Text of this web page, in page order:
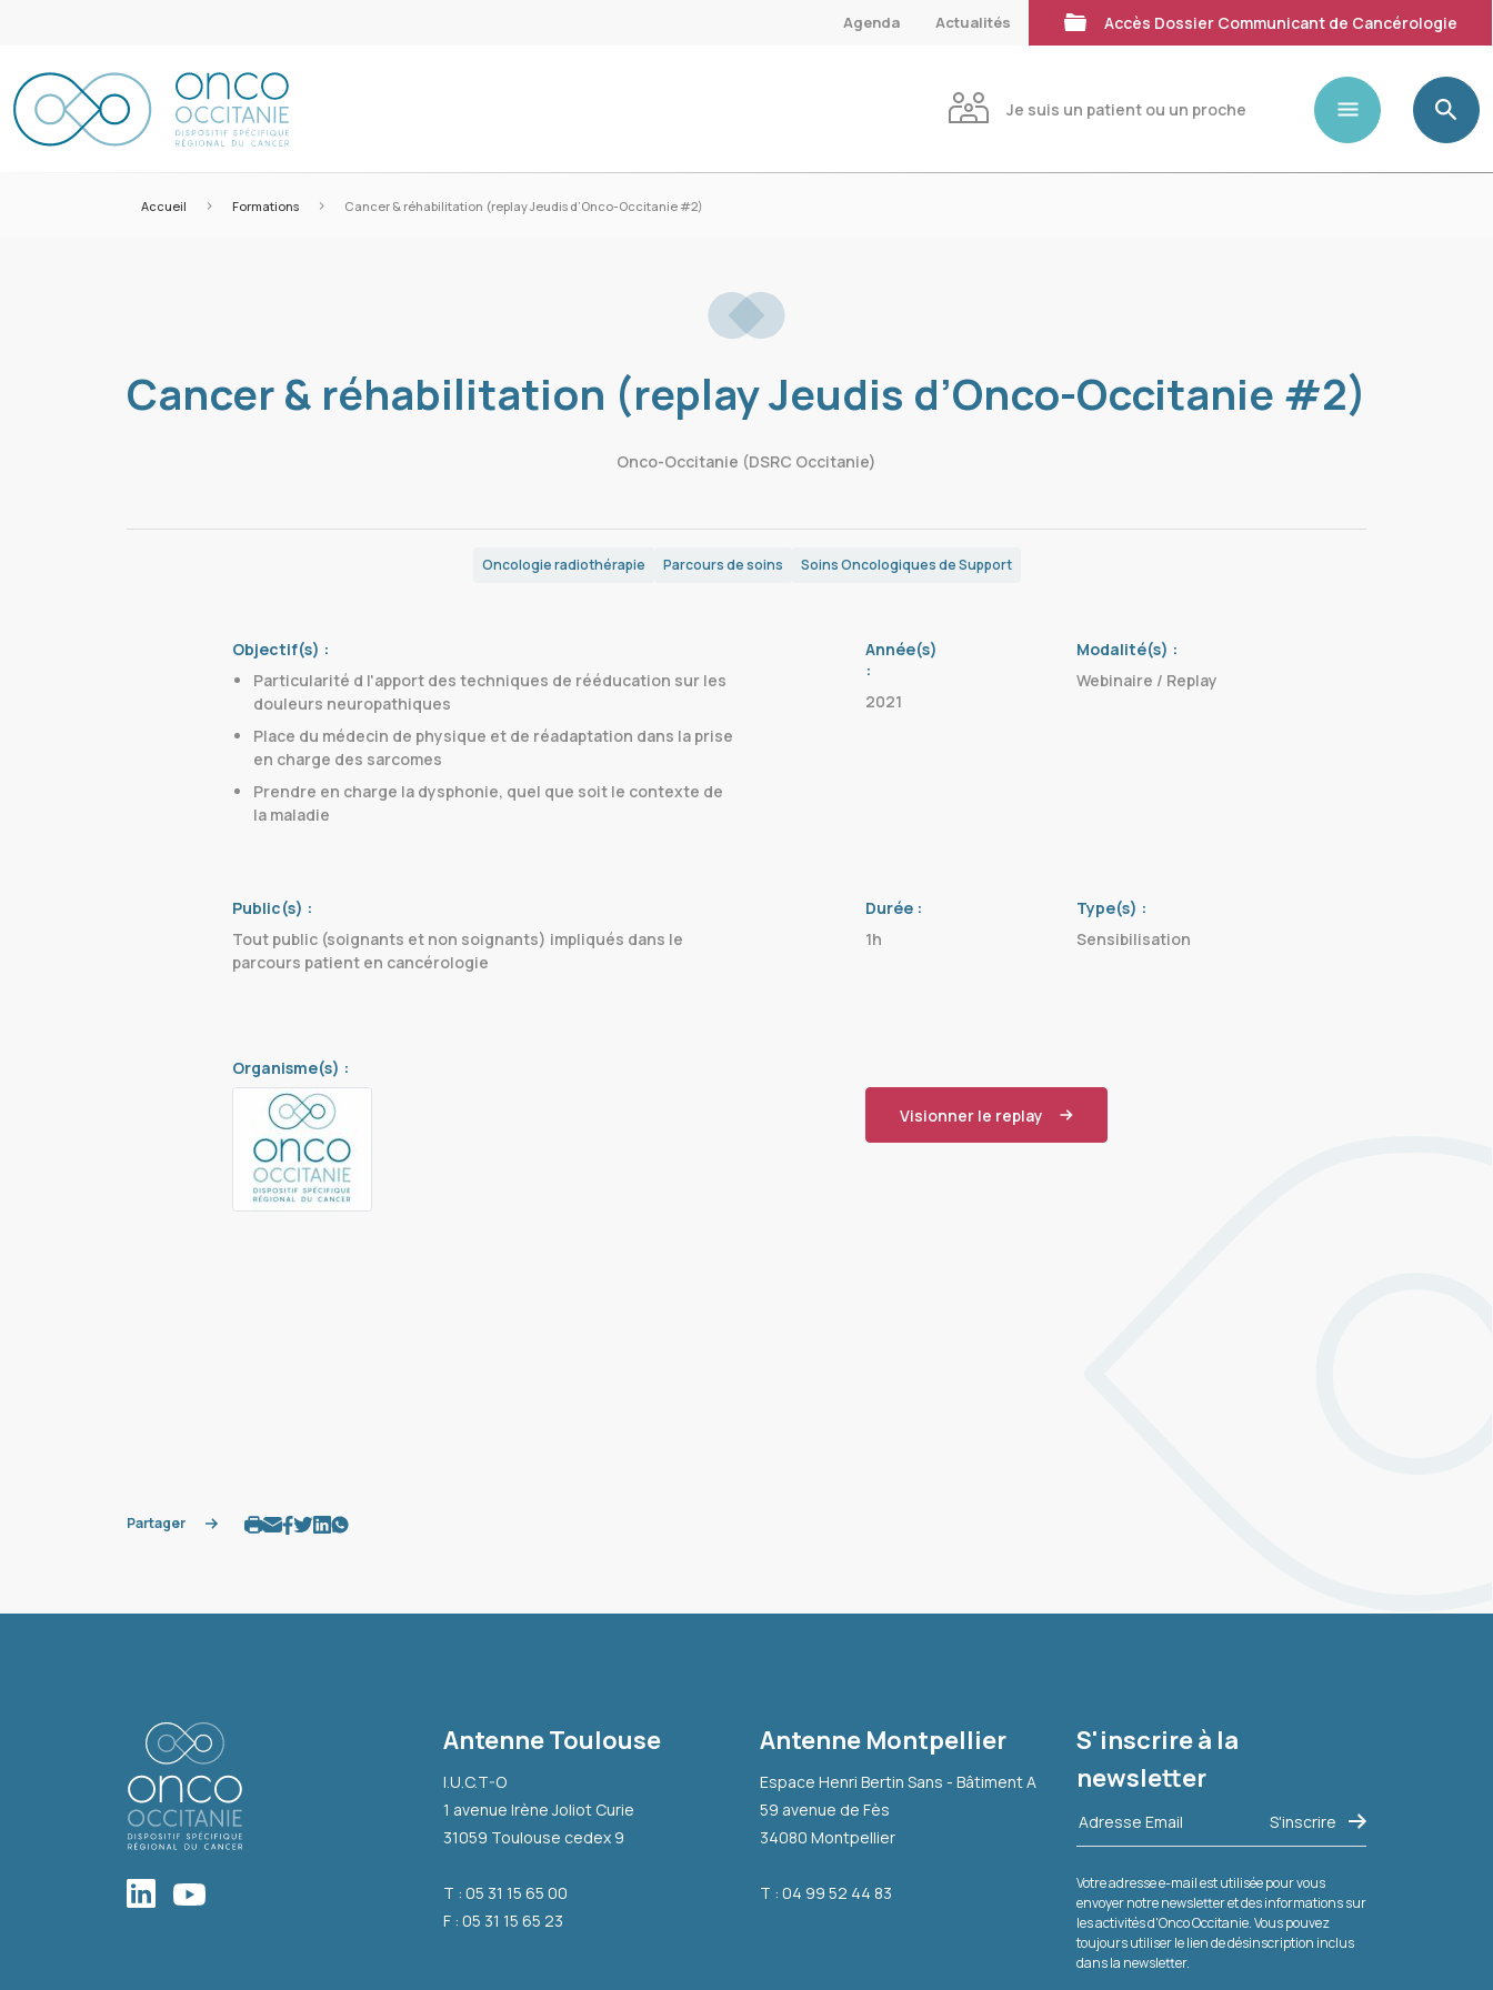
Agenda Actualités Accès Dossier Communicant de Cancérologie
Je suis un patient ou un proche
Accueil > Formations > Cancer & réhabilitation (replay Jeudis d’Onco-Occitanie #2)
Cancer & réhabilitation (replay Jeudis d’Onco-Occitanie #2)
Onco-Occitanie (DSRC Occitanie)
Oncologie radiothérapie Parcours de soins Soins Oncologiques de Support
Objectif(s) :
Particularité d l'apport des techniques de rééducation sur les
douleurs neuropathiques
Place du médecin de physique et de réadaptation dans la prise
en charge des sarcomes
Prendre en charge la dysphonie, quel que soit le contexte de
la maladie
Année(s)
:
2021
Modalité(s) :
Webinaire / Replay
Public(s) :
Tout public (soignants et non soignants) impliqués dans le
parcours patient en cancérologie
Durée :
1h
Type(s) :
Sensibilisation
Organisme(s) :
Visionner le replay
Partager
Antenne Toulouse
I.U.C.T-O
1 avenue Irène Joliot Curie
31059 Toulouse cedex 9
T : 05 31 15 65 00
F : 05 31 15 65 23
Antenne Montpellier
Espace Henri Bertin Sans - Bâtiment A
59 avenue de Fès
34080 Montpellier
T : 04 99 52 44 83
S'inscrire à la
newsletter
Votre adresse e-mail est utilisée pour vous
envoyer notre newsletter et des informations sur
les activités d'Onco Occitanie. Vous pouvez
toujours utiliser le lien de désinscription inclus
dans la newsletter.